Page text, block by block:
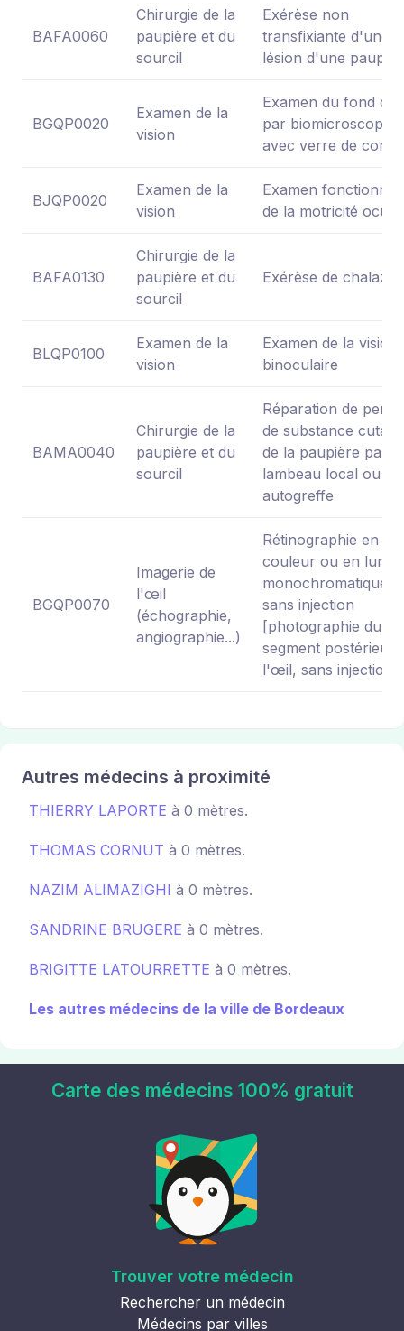
BAFA0060
Chirurgie de la
paupière et du
sourcil
Exérèse non
transfixiante d'une
lésion d'une
BGQP0020
Examen de la
vision
Examen du fond
par biomicroscopie
avec verre de
BJQP0020
Examen de la
vision
Examen fonctionnel
de la motricité
BAFA0130
Chirurgie de la
paupière et du
sourcil
Exérèse de
BLQP0100
Examen de la
vision
Examen de la vision
binoculaire
BAMA0040
Chirurgie de la
paupière et du
sourcil
Réparation de perte
de substance
de la paupière par
lambeau local ou
autogreffe
BGQP0070
Imagerie de
l'œil
(échographie,
angiographie...)
Rétinographie en
couleur ou en
monochromatique,
sans injection
[photographie du
segment postérieur
l'œil, sans injection]
Autres médecins à proximité
THIERRY LAPORTE à 0 mètres.
THOMAS CORNUT à 0 mètres.
NAZIM ALIMAZIGHI à 0 mètres.
SANDRINE BRUGERE à 0 mètres.
BRIGITTE LATOURRETTE à 0 mètres.
Les autres médecins de la ville de Bordeaux
Carte des médecins 100% gratuit
Trouver votre médecin
Rechercher un médecin
Médecins par villes